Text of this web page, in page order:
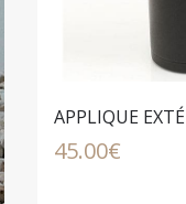
APPLIQUE
45.00€